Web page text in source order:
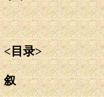
<目录>
叙